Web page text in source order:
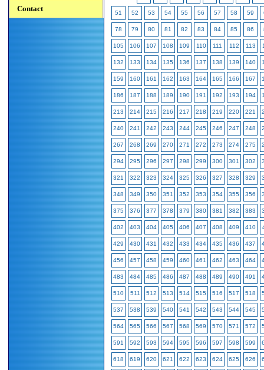
Contact 51 52 53 54 55 56 57 58 59
78 79 80 81 82 83 84 85 86
105 106 107 108 109 110 111 112 113
132 133 134 135 136 137 138 139 140
159 160 161 162 163 164 165 166 167
186 187 188 189 190 191 192 193 194
213 214 215 216 217 218 219 220 221
240 241 242 243 244 245 246 247 248
267 268 269 270 271 272 273 274 275
294 295 296 297 298 299 300 301 302
321 322 323 324 325 326 327 328 329
348 349 350 351 352 353 354 355 356
375 376 377 378 379 380 381 382 383
402 403 404 405 406 407 408 409 410
429 430 431 432 433 434 435 436 437
456 457 458 459 460 461 462 463 464
483 484 485 486 487 488 489 490 491
510 511 512 513 514 515 516 517 518
537 538 539 540 541 542 543 544 545
564 565 566 567 568 569 570 571 572
591 592 593 594 595 596 597 598 599
618 619 620 621 622 623 624 625 626